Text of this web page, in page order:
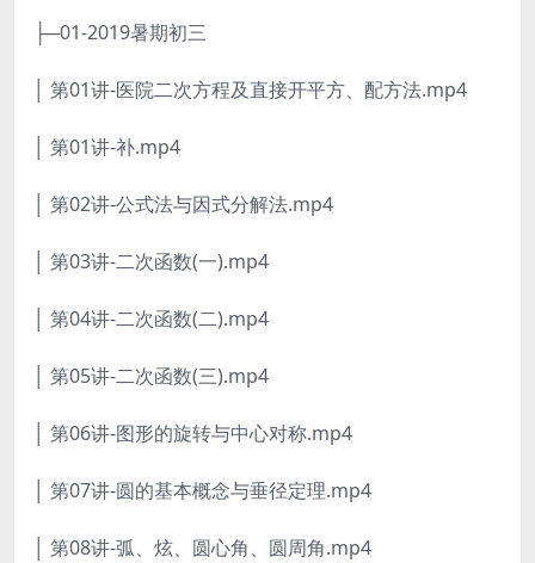
├─01-2019暑期初三
│ 第01讲-医院二次方程及直接开平方、配方法.mp4
│ 第01讲-补.mp4
│ 第02讲-公式法与因式分解法.mp4
│ 第03讲-二次函数(一).mp4
│ 第04讲-二次函数(二).mp4
│ 第05讲-二次函数(三).mp4
│ 第06讲-图形的旋转与中心对称.mp4
│ 第07讲-圆的基本概念与垂径定理.mp4
│ 第08讲-弧、炫、圆心角、圆周角.mp4